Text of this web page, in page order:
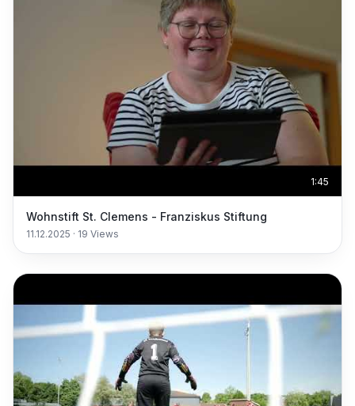
1:45
Wohnstift St. Clemens - Franziskus Stiftung
11.12.2025 · 19 Views